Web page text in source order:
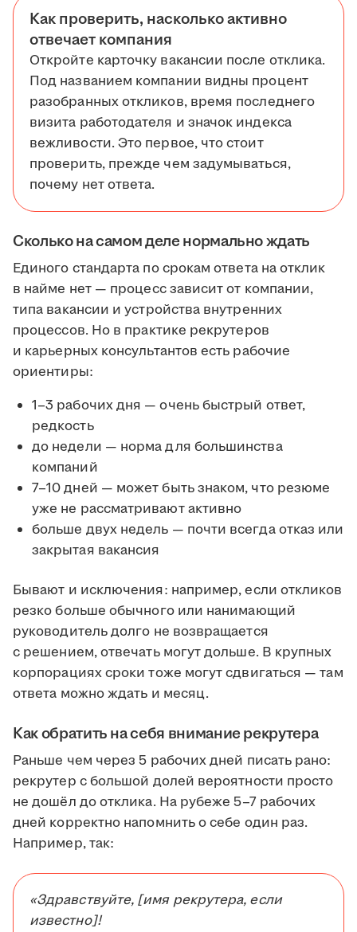
Как проверить, насколько активно
отвечает компания
Откройте карточку вакансии после отклика.
Под названием компании видны процент
разобранных откликов, время последнего
визита работодателя и значок индекса
вежливости. Это первое, что стоит
проверить, прежде чем задумываться,
почему нет ответа.
Сколько на самом деле нормально ждать
Единого стандарта по срокам ответа на отклик
в найме нет — процесс зависит от компании,
типа вакансии и устройства внутренних
процессов. Но в практике рекрутеров
и карьерных консультантов есть рабочие
ориентиры:
1–3 рабочих дня — очень быстрый ответ,
редкость
до недели — норма для большинства
компаний
7–10 дней — может быть знаком, что резюме
уже не рассматривают активно
больше двух недель — почти всегда отказ или
закрытая вакансия
Бывают и исключения: например, если откликов
резко больше обычного или нанимающий
руководитель долго не возвращается
с решением, отвечать могут дольше. В крупных
корпорациях сроки тоже могут сдвигаться — там
ответа можно ждать и месяц.
Как обратить на себя внимание рекрутера
Раньше чем через 5 рабочих дней писать рано:
рекрутер с большой долей вероятности просто
не дошёл до отклика. На рубеже 5–7 рабочих
дней корректно напомнить о себе один раз.
Например, так:
«Здравствуйте, [имя рекрутера, если
известно]!